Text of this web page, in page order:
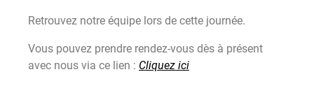
Retrouvez notre équipe lors de cette journée.
Vous pouvez prendre rendez-vous dès à présent
avec nous via ce lien : Cliquez ici